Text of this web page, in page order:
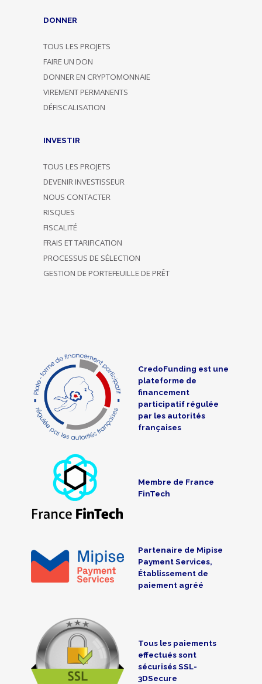
DONNER
TOUS LES PROJETS
FAIRE UN DON
DONNER EN CRYPTOMONNAIE
VIREMENT PERMANENTS
DÉFISCALISATION
INVESTIR
TOUS LES PROJETS
DEVENIR INVESTISSEUR
NOUS CONTACTER
RISQUES
FISCALITÉ
FRAIS ET TARIFICATION
PROCESSUS DE SÉLECTION
GESTION DE PORTEFEUILLE DE PRÊT
CredoFunding est une
plateforme de
financement
participatif régulée
par les autorités
françaises
Membre de France
FinTech
Partenaire de Mipise
Payment Services,
Établissement de
paiement agréé
Tous les paiements
effectués sont
sécurisés SSL-
3DSecure